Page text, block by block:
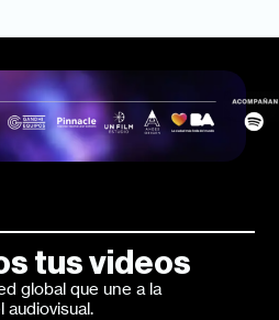
tus videos
global que une a la
audiovisual.